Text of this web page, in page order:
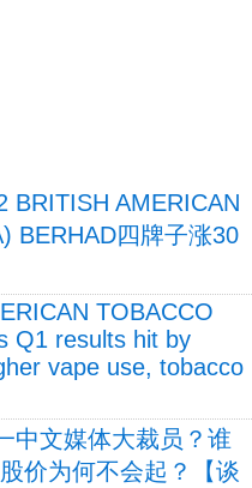
BRITISH AMERICAN
BERHAD四牌子涨30
TOBACCO
Q1 results hit by
vape use, tobacco
中文媒体大裁员？谁
价为何不会起？【谈